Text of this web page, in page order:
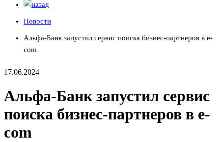
Новости
Альфа-Банк запустил сервис поиска бизнес-партнеров в e-
com
17.06.2024
Альфа-Банк запустил сервис
поиска бизнес-партнеров в e-
com